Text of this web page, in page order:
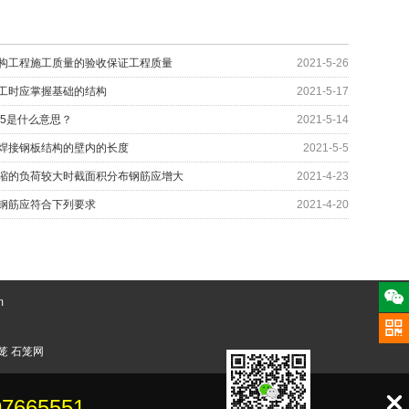
工程施工质量的验收保证工程质量 2021-5-26
时应掌握基础的结构 2021-5-17
是什么意思？ 2021-5-14
接钢板结构的壁内的长度 2021-5-5
的负荷较大时截面积分布钢筋应增大 2021-4-23
筋应符合下列要求 2021-4-20
石笼网